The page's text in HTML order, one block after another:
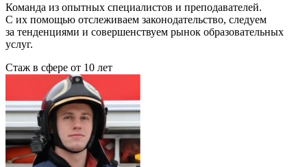
Команда из опытных специалистов и преподавателей.
С их помощью отслеживаем законодательство, следуем
за тенденциями и совершенствуем рынок образовательных
услуг.
Стаж в сфере от 10 лет